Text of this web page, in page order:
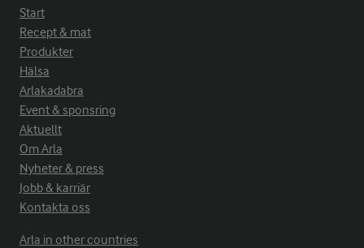
Start
Recept & mat
Produkter
Hälsa
Arlakadabra
Event & sponsring
Aktuellt
Om Arla
Nyheter & press
Jobb & karriär
Kontakta oss
Arla in other countries